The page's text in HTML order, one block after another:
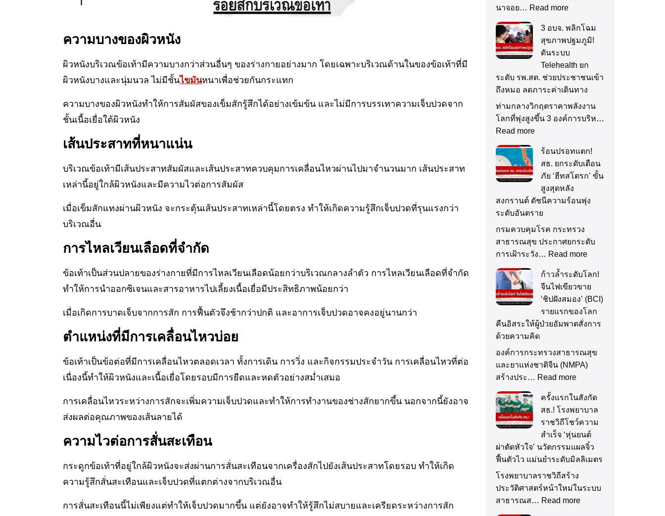
ความบางของผิวหนัง
ผิวหนังบริเวณข้อเท้ามีความบางกว่าส่วนอื่นๆ ของร่างกายอย่างมาก โดยเฉพาะบริเวณด้านในของข้อเท้าที่มี
ผิวหนังบางและนุ่มนวล ไม่มีชั้นไขมันหนาเพื่อช่วยกันกระแทก
ความบางของผิวหนังทำให้การสัมผัสของเข็มสักรู้สึกได้อย่างเข้มข้น และไม่มีการบรรเทาความเจ็บปวดจาก
ชั้นเนื้อเยื่อใต้ผิวหนัง
เส้นประสาทที่หนาแน่น
บริเวณข้อเท้ามีเส้นประสาทสัมผัสและเส้นประสาทควบคุมการเคลื่อนไหวผ่านไปมาจำนวนมาก เส้นประสาท
เหล่านี้อยู่ใกล้ผิวหนังและมีความไวต่อการสัมผัส
เมื่อเข็มสักแทงผ่านผิวหนัง จะกระตุ้นเส้นประสาทเหล่านี้โดยตรง ทำให้เกิดความรู้สึกเจ็บปวดที่รุนแรงกว่า
บริเวณอื่น
การไหลเวียนเลือดที่จำกัด
ข้อเท้าเป็นส่วนปลายของร่างกายที่มีการไหลเวียนเลือดน้อยกว่าบริเวณกลางลำตัว การไหลเวียนเลือดที่จำกัด
ทำให้การนำออกซิเจนและสารอาหารไปเลี้ยงเนื้อเยื่อมีประสิทธิภาพน้อยกว่า
เมื่อเกิดการบาดเจ็บจากการสัก การฟื้นตัวจึงช้ากว่าปกติ และอาการเจ็บปวดอาจคงอยู่นานกว่า
ตำแหน่งที่มีการเคลื่อนไหวบ่อย
ข้อเท้าเป็นข้อต่อที่มีการเคลื่อนไหวตลอดเวลา ทั้งการเดิน การวิ่ง และกิจกรรมประจำวัน การเคลื่อนไหวที่ต่อ
เนื่องนี้ทำให้ผิวหนังและเนื้อเยื่อโดยรอบมีการยืดและหดตัวอย่างสม่ำเสมอ
การเคลื่อนไหวระหว่างการสักจะเพิ่มความเจ็บปวดและทำให้การทำงานของช่างสักยากขึ้น นอกจากนี้ยังอาจ
ส่งผลต่อคุณภาพของเส้นลายได้
ความไวต่อการสั่นสะเทือน
กระดูกข้อเท้าที่อยู่ใกล้ผิวหนังจะส่งผ่านการสั่นสะเทือนจากเครื่องสักไปยังเส้นประสาทโดยรอบ ทำให้เกิด
ความรู้สึกสั่นสะเทือนและเจ็บปวดที่แตกต่างจากบริเวณอื่น
การสั่นสะเทือนนี้ไม่เพียงแต่ทำให้เจ็บปวดมากขึ้น แต่ยังอาจทำให้รู้สึกไม่สบายและเครียดระหว่างการสัก
นาจอย… Read more
3 อบจ. พลิกโฉม
สุขภาพปฐมภูมิ!
ดันระบบ
Telehealth ยก
ระดับ รพ.สต. ช่วยประชาชนเข้า
ถึงหมอ ลดภาระค่าเดินทาง
ท่ามกลางวิกฤตราคาพลังงาน
โลกที่พุ่งสูงขึ้น 3 องค์การบริห…
Read more
ร้อนปรอทแตก!
สธ. ยกระดับเตือน
ภัย ‘ฮีทสโตรก’ ขั้น
สูงสุดหลัง
สงกรานต์ ดัชนีความร้อนพุ่ง
ระดับอันตราย
กรมควบคุมโรค กระทรวง
สาธารณสุข ประกาศยกระดับ
การเฝ้าระวัง… Read more
ก้าวล้ำระดับโลก!
จีนไฟเขียวขาย
‘ชิปฝังสมอง’ (BCI)
รายแรกของโลก
คืนอิสระให้ผู้ป่วยอัมพาตสั่งการ
ด้วยความคิด
องค์การกระทรวงสาธารณสุข
และยาแห่งชาติจีน (NMPA)
สร้างประ… Read more
ครั้งแรกในสังกัด
สธ.! โรงพยาบาล
ราชวิถีโชว์ความ
สำเร็จ ‘หุ่นยนต์
ผ่าตัดหัวใจ’ นวัตกรรมแผลจิ๋ว
ฟื้นตัวไว แม่นยำระดับมิลลิเมตร
โรงพยาบาลราชวิถีสร้าง
ประวัติศาสตร์หน้าใหม่ในระบบ
สาธารณส… Read more